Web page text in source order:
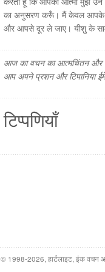
का अनुसरण करूँ। मैं केवल आपके
और आपसे दूर ले जाए। यीशु के
आज का वचन का आत्मचिंतन और
आप अपने प्रशन और टिपानिया
टिप्पणियाँ
© 1998-2026, हार्टलाइट, इंक वचन